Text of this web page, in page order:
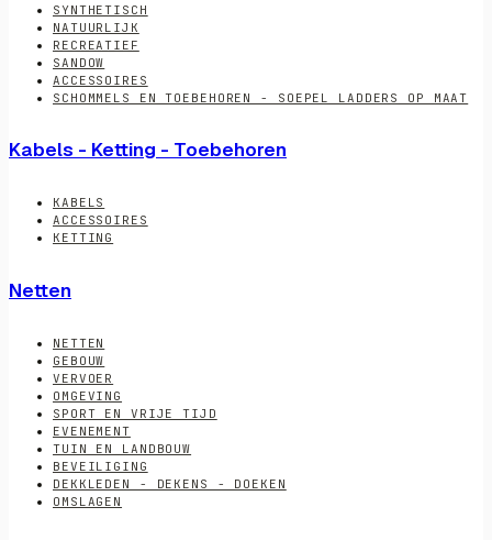
SYNTHETISCH
NATUURLIJK
RECREATIEF
SANDOW
ACCESSOIRES
SCHOMMELS EN TOEBEHOREN - SOEPEL LADDERS OP MAAT
Kabels - Ketting - Toebehoren
KABELS
ACCESSOIRES
KETTING
Netten
NETTEN
GEBOUW
VERVOER
OMGEVING
SPORT EN VRIJE TIJD
EVENEMENT
TUIN EN LANDBOUW
BEVEILIGING
DEKKLEDEN - DEKENS - DOEKEN
OMSLAGEN